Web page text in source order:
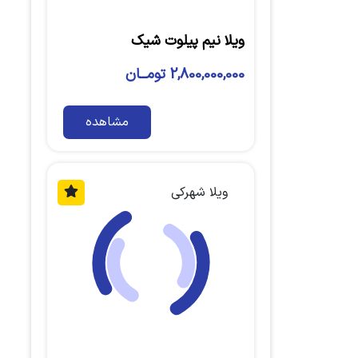
ویلا نیم پیلوت شیک
2,800,000,000 تومــان
مشاهده
ویلا شهرکی